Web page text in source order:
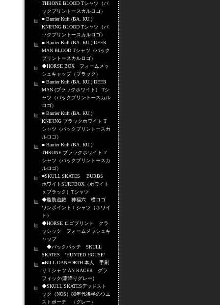
THRONE BLOOD Tシャツ（バ
ックプリントースカルロゴ）
■ Barrier Kult (BA. KU.)
KNIFING BLOOD Tシャツ（バ
ックプリントースカルロゴ）
■ Barrier Kult (BA. KU.) DEER
MAN BLOOD Tシャツ（バック
プリントースカルロゴ）
◆HORSE BOX フォームメッ
シュキャップ（ブラック）
■ Barrier Kult (BA. KU.) DEER
MAN (ブラックホワイト） Tシ
ャツ（バックプリントースカル
ロゴ）
■ Barrier Kult (BA. KU.)
KNIFING ブラックホワイト T
シャツ（バックプリントースカ
ルロゴ）
■ Barrier Kult (BA. KU.)
THRONE ブラックホワイト T
シャツ（バックプリントースカ
ルロゴ）
■SKULL SKATES BURBS
ホワイトSURFBOX（ホワイト
ｘブラック）Tシャツ
◆脂肪遊戯 神福六 横ロゴ
ワンポイントＴシャツ（ホワイ
ト）
◆HORSE ロゴプリント クラ
ッシック フォームメッシュキ
ャップ
◆バックパッチ SKULL
SKATES ‘HUNTED HOUSE‘
■BILL DANFORTH 本人 手刷
りＴシャツ AN RACER グラ
フィック(霜降りグレー）
◆SKULL SKATESデッドスト
ック（NOS）80年代後半のウエ
ストポーチ （グレー）